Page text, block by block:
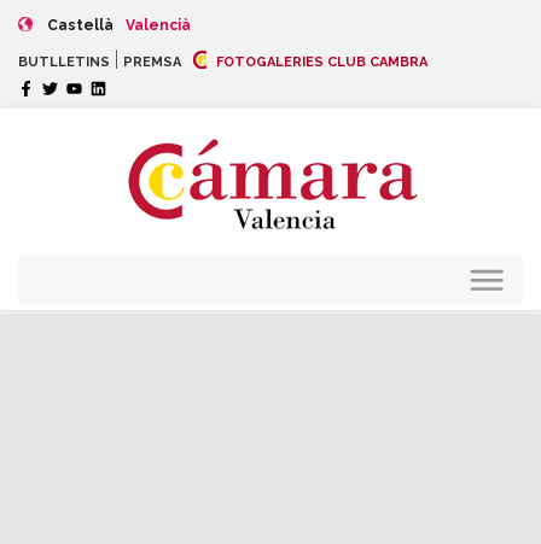
Castellà Valencià
BUTLLETINS PREMSA FOTOGALERIES CLUB CAMBRA